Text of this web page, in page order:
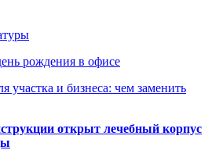
рождения в офисе
участка и бизнеса: чем заменить
открыт лечебный корпус